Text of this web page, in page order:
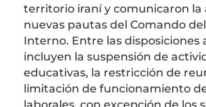
territorio iraní y comunicaron la
nuevas pautas del Comando
Interno. Entre las disposiciones
incluyen la suspensión de
educativas, la restricción de
limitación de funcionamiento